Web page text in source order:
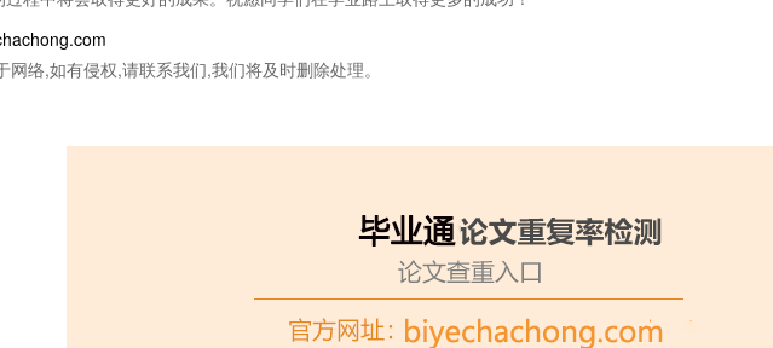
络,如有侵权,请联系我们,我们将及时删除处理。